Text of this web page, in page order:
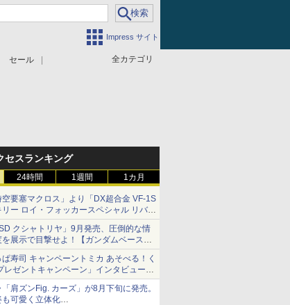
Impress サイト
全カテゴリ
セール
セスランキング
24時間 1週間 1カ月
空要塞マクロス」より「DX超合金 VF-1S
リー ロイ・フォッカースペシャル リバイ
」本日発売！
クシャトリヤ」9月発売、圧倒的な情
を展示で目撃せよ！【ガンダムベース撮
し】
ぱ寿司 キャンペーントミカ あそべる！く
レゼントキャンペーン」インタビュー
が楽しめるかっぱ寿司ならではの体験と
の楽しさを追求
「肩ズンFig. カーズ」が8月下旬に発売。
も可愛く立体化